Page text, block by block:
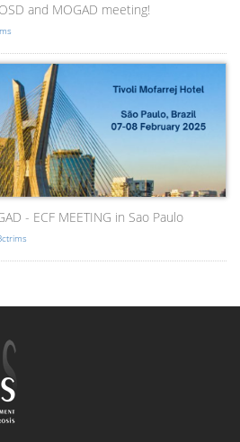
and MOGAD meeting!
- ECF MEETING in Sao Paulo